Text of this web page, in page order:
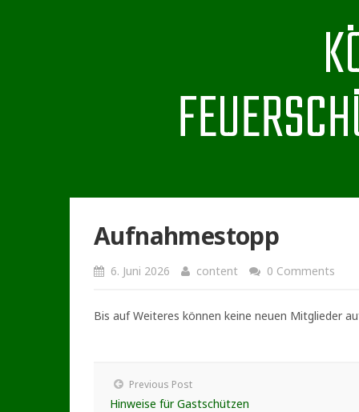
Aufnahmestopp
6. Juni 2026 content 0 Comments
Bis auf Weiteres können keine neuen Mitglieder
Previous Post
Hinweise für Gastschützen